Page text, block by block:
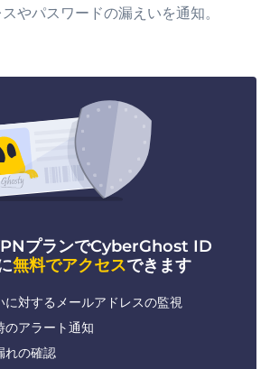
やパスワードの漏えいを通知。
プランでCyberGhost ID
無料でアクセスできます
に対するメールアドレスの監視
のアラート通知
れの確認